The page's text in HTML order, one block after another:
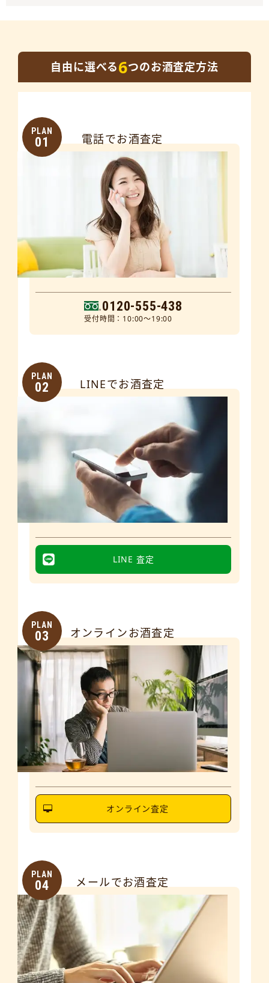
自由に選べる6つのお酒査定方法
PLAN
01 電話でお酒査定
0120-555-438
受付時間：10:00～19:00
PLAN
02 LINEでお酒査定
LINE 査定
PLAN
03 オンラインお酒査定
オンライン査定
PLAN
04 メールでお酒査定